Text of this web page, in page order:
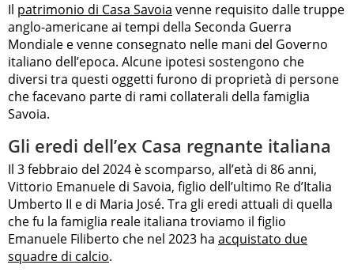
Il patrimonio di Casa Savoia venne requisito dalle truppe
anglo-americane ai tempi della Seconda Guerra
Mondiale e venne consegnato nelle mani del Governo
italiano dell’epoca. Alcune ipotesi sostengono che
diversi tra questi oggetti furono di proprietà di persone
che facevano parte di rami collaterali della famiglia
Savoia.
Gli eredi dell’ex Casa regnante italiana
Il 3 febbraio del 2024 è scomparso, all’età di 86 anni,
Vittorio Emanuele di Savoia, figlio dell’ultimo Re d’Italia
Umberto II e di Maria José. Tra gli eredi attuali di quella
che fu la famiglia reale italiana troviamo il figlio
Emanuele Filiberto che nel 2023 ha acquistato due
squadre di calcio.